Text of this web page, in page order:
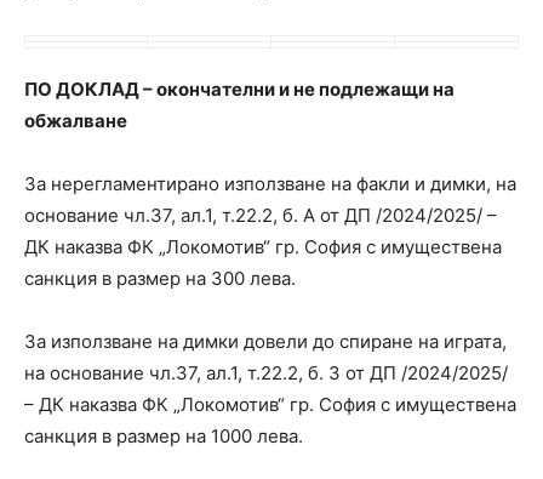
ПО ДОКЛАД– окончателни и не подлежащи на
обжалване
За нерегламентирано използване на факли и димки, на
основание чл.37, ал.1, т.22.2, б. А от ДП /2024/2025/ –
ДК наказва ФК „Локомотив“ гр. София с имуществена
санкция в размер на 300 лева.
За използване на димки довели до спиране на играта,
на основание чл.37, ал.1, т.22.2, б. З от ДП /2024/2025/
– ДК наказва ФК „Локомотив“ гр. София с имуществена
санкция в размер на 1000 лева.